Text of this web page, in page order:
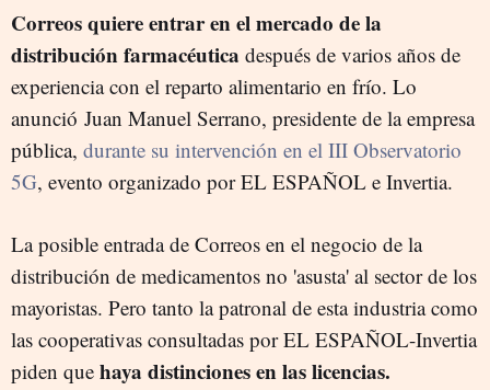
Correos quiere entrar en el mercado de la
distribución farmacéutica después de varios años de
experiencia con el reparto alimentario en frío. Lo
anunció Juan Manuel Serrano, presidente de la empresa
pública, durante su intervención en el III Observatorio
5G, evento organizado por EL ESPAÑOL e Invertia.
La posible entrada de Correos en el negocio de la
distribución de medicamentos no 'asusta' al sector de los
mayoristas. Pero tanto la patronal de esta industria como
las cooperativas consultadas por EL ESPAÑOL-Invertia
piden que haya distinciones en las licencias.